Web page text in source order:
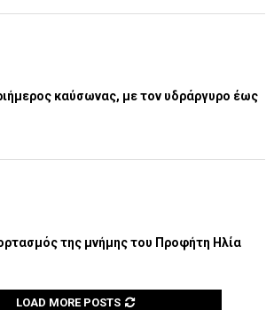
καύσωνας, με τον υδράργυρο έως
της μνήμης του Προφήτη Ηλία
LOAD MORE POSTS